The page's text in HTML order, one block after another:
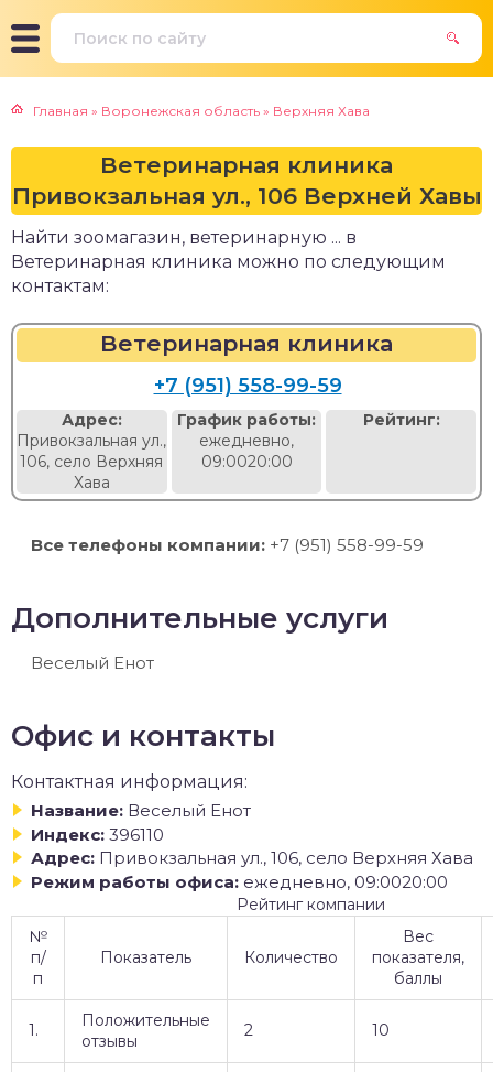
Главная » Воронежская область » Верхняя Хава
Ветеринарная клиника
Привокзальная ул., 106 Верхней Хавы
Найти зоомагазин, ветеринарную ... в
Ветеринарная клиника можно по следующим
контактам:
Ветеринарная клиника
+7 (951) 558-99-59
Адрес:
Привокзальная ул.,
106, село Верхняя
Хава
График работы:
ежедневно,
09:0020:00
Рейтинг:
Все телефоны компании: +7 (951) 558-99-59
Дополнительные услуги
Веселый Енот
Офис и контакты
Контактная информация:
Название: Веселый Енот
Индекс: 396110
Адрес: Привокзальная ул., 106, село Верхняя Хава
Режим работы офиса: ежедневно, 09:0020:00
Рейтинг компании
№
п/
п
Показатель Количество
Вес
показателя,
баллы
1.
Положительные
отзывы
2 10